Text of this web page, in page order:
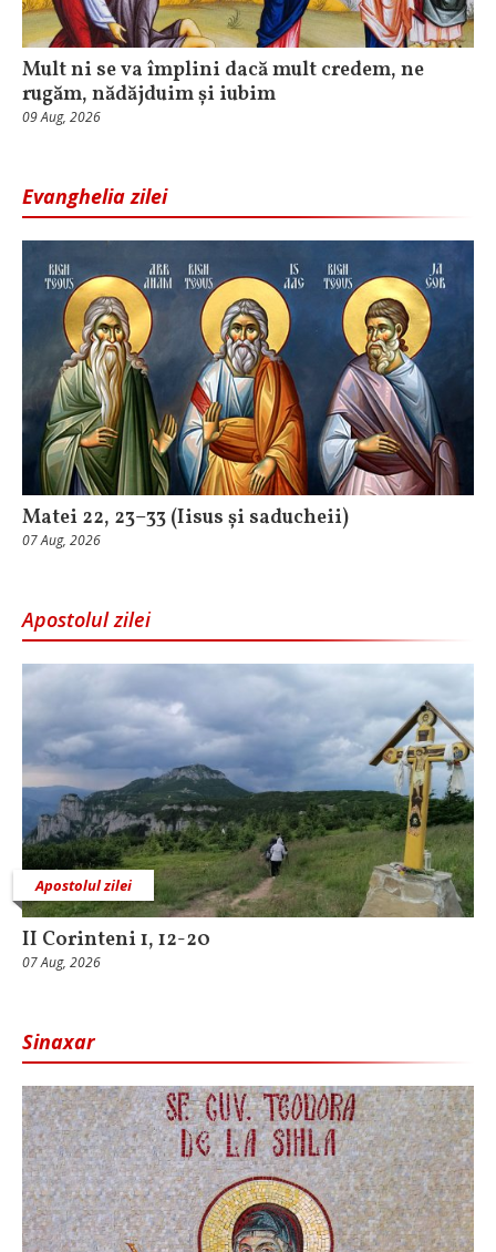
Mult ni se va împlini dacă mult credem, ne
rugăm, nădăjduim și iubim
09 Aug, 2026
Evanghelia zilei
Matei 22, 23–33 (Iisus și saducheii)
07 Aug, 2026
Apostolul zilei
Apostolul zilei
II Corinteni 1, 12-20
07 Aug, 2026
Sinaxar